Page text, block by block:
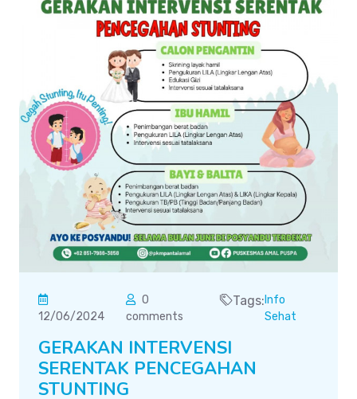
12/06/2024
0
comments
Tags: Info
Sehat
GERAKAN INTERVENSI
SERENTAK PENCEGAHAN
STUNTING